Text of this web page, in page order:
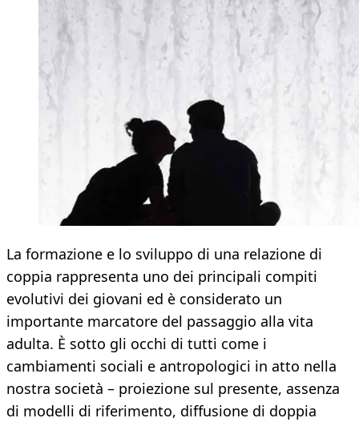
La formazione e lo sviluppo di una relazione di
coppia rappresenta uno dei principali compiti
evolutivi dei giovani ed è considerato un
importante marcatore del passaggio alla vita
adulta. È sotto gli occhi di tutti come i
cambiamenti sociali e antropologici in atto nella
nostra società – proiezione sul presente, assenza
di modelli di riferimento, diffusione di doppia